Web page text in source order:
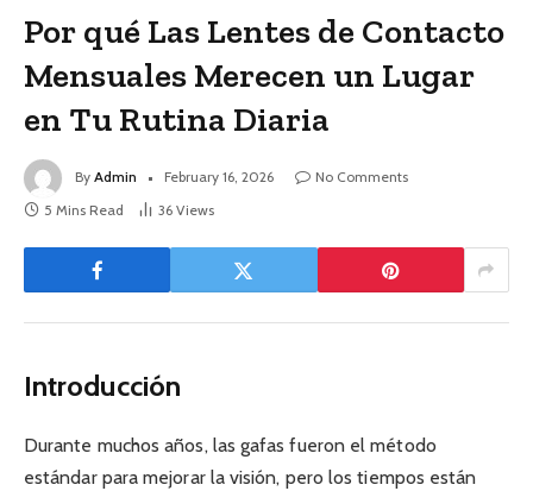
Por qué Las Lentes de Contacto
Mensuales Merecen un Lugar
en Tu Rutina Diaria
By Admin February 16, 2026
No Comments
5 Mins Read
36 Views
Introducción
Durante muchos años, las gafas fueron el método
estándar para mejorar la visión, pero los tiempos están